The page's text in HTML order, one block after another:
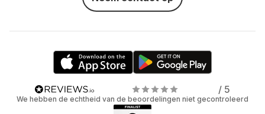
/ 5
We hebben de echtheid van de beoordelingen niet gecontroleerd